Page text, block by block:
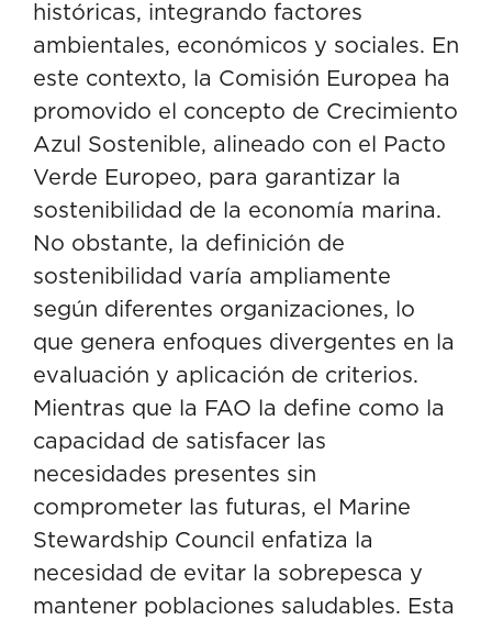
históricas, integrando factores
ambientales, económicos y sociales. En
este contexto, la Comisión Europea ha
promovido el concepto de Crecimiento
Azul Sostenible, alineado con el Pacto
Verde Europeo, para garantizar la
sostenibilidad de la economía marina.
No obstante, la definición de
sostenibilidad varía ampliamente
según diferentes organizaciones, lo
que genera enfoques divergentes en la
evaluación y aplicación de criterios.
Mientras que la FAO la define como la
capacidad de satisfacer las
necesidades presentes sin
comprometer las futuras, el Marine
Stewardship Council enfatiza la
necesidad de evitar la sobrepesca y
mantener poblaciones saludables. Esta